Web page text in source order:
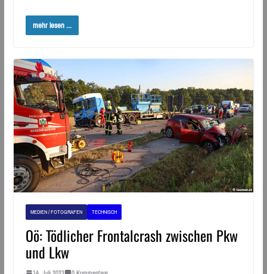
mehr lesen ...
MEDIEN / FOTOGRAFEN TECHNISCH
Oö: Tödlicher Frontalcrash zwischen Pkw
und Lkw